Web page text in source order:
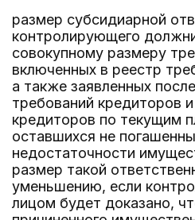
размер субсидиарной
контролирующего
совокупному размеру
включенных в реестр
а также заявленных
требований кредиторов
кредиторов по текущим
оставшихся не
недостаточности
размер такой
уменьшению, если
лицом будет доказано,